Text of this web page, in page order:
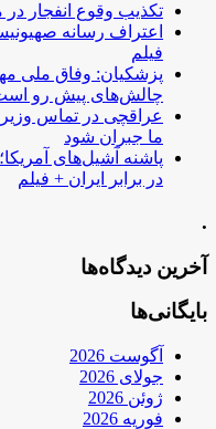
تکذیب وقوع انفجار
اعتراف رسانه
فیلم
پزشکیان: وفاق ملی
چالش‌های پیش رو
عراقچی در تماس
ما جبران شود
پاشنه آشیل‌های
در برابر ایران + فیلم
.
آخرین دیدگاه‌ها
بایگانی‌ها
آگوست 2026
جولای 2026
ژوئن 2026
فوریه 2026